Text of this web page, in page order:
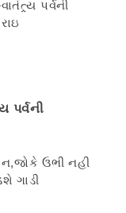
પર્વની